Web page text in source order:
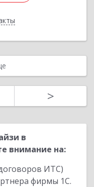
>
в
внимание на:
ИТС)
фирмы 1С.